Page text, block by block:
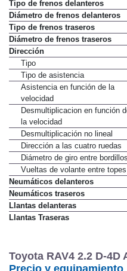
Tipo de frenos delanteros
Diámetro de frenos delanteros
Tipo de frenos traseros
Diámetro de frenos traseros
Dirección
Tipo
Tipo de asistencia
Asistencia en función de la
velocidad
Desmultiplicacion en función
la velocidad
Desmultiplicación no lineal
Dirección a las cuatro ruedas
Diámetro de giro entre bordillos
Vueltas de volante entre topes
Neumáticos delanteros
Neumáticos traseros
Llantas delanteras
Llantas Traseras
Toyota RAV4 2.2 D-4D
Precio y equipamiento